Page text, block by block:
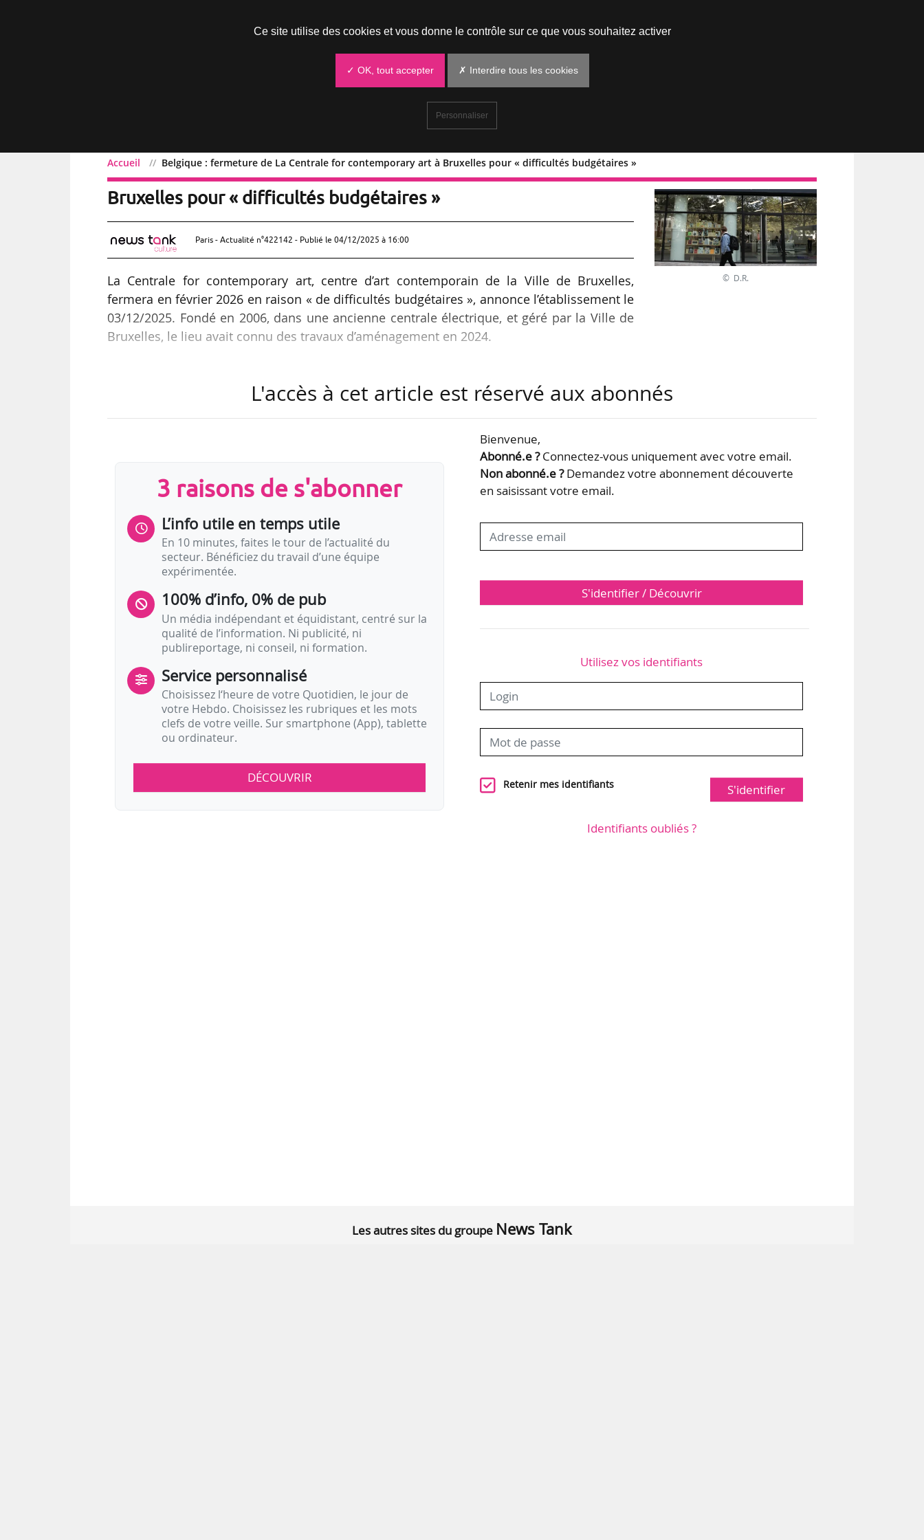
Accueil Belgique : fermeture de La Centrale for contemporary art à Bruxelles pour « difficultés budgétaires »
Belgique : fermeture de La Centrale for contemporary art à
Bruxelles pour « difficultés budgétaires »
Paris - Actualité n°422142 - Publié le 04/12/2025 à 16:00
La Centrale for contemporary art, centre d’art contemporain de la Ville de Bruxelles,
fermera en février 2026 en raison « de difficultés budgétaires », annonce l’établissement le
03/12/2025. Fondé en 2006, dans une ancienne centrale électrique, et géré par la Ville de
Bruxelles, le lieu avait connu des travaux d’aménagement en 2024.
Bruxelles, nous avons dû faire des choix », déclare Philippe Close, bourgmestre de la Ville
fonctions pour leur assurer un avenir professionnel », ajoute-t-il. Le centre d’art compte
© D.R.
L'accès à cet article est réservé aux abonnés
3 raisons de s'abonner
L’info utile en temps utile
En 10 minutes, faites le tour de l’actualité du
secteur. Bénéficiez du travail d’une équipe
expérimentée.
100% d’info, 0% de pub
Un média indépendant et équidistant, centré sur la
qualité de l’information. Ni publicité, ni
publireportage, ni conseil, ni formation.
Service personnalisé
Choisissez l‘heure de votre Quotidien, le jour de
votre Hebdo. Choisissez les rubriques et les mots
clefs de votre veille. Sur smartphone (App), tablette
ou ordinateur.
DÉCOUVRIR
Bienvenue,
Abonné.e ?Connectez-vous uniquement avec votre email.
Non abonné.e ?Demandez votre abonnement découverte
en saisissant votre email.
S'identifier / Découvrir
Utilisez vos identifiants
Retenir mes identifiants S'identifier
Identifiants oubliés ?
Les autres sites du groupe News Tank
Ce site utilise des cookies et vous donne le contrôle sur ce que vous souhaitez activer
✓ OK, tout accepter ✗ Interdire tous les cookies
Personnaliser